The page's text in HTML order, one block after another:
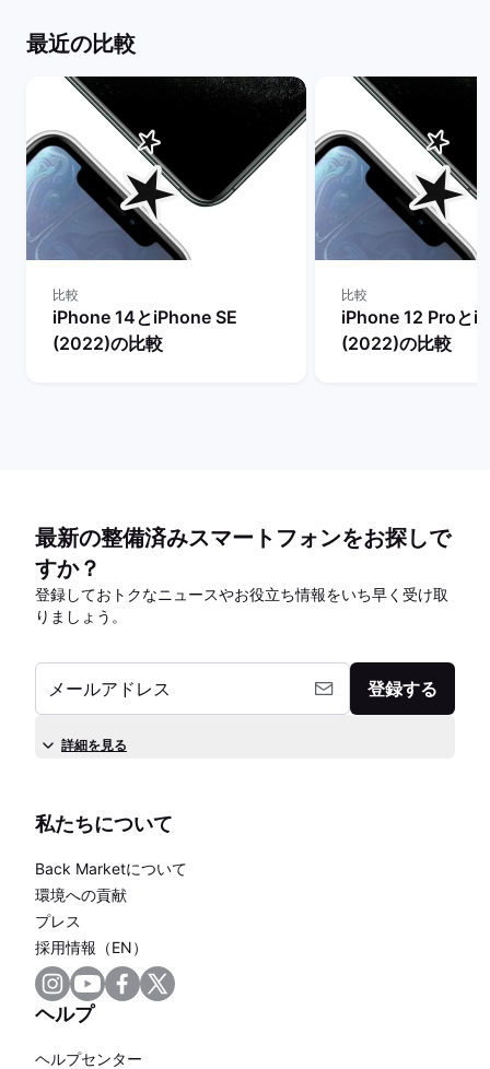
最近の比較
比較
iPhone 14とiPhone SE
(2022)の比較
比較
iPhone 12 Proと
(2022)の比較
最新の整備済みスマートフォンをお探しで
すか？
登録しておトクなニュースやお役立ち情報をいち早く受け取
りましょう。
メールアドレス 登録する
詳細を見る
私たちについて
Back Marketについて
環境への貢献
プレス
採用情報（EN）
ヘルプ
ヘルプセンター